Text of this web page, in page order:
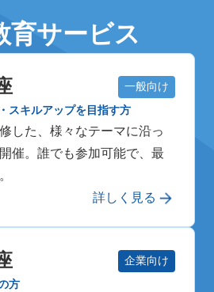
サービス
一般向け
スキルアップを目指す方
した、様々なテーマに沿っ
催。誰でも参加可能で、最
詳しく見る
企業向け
方